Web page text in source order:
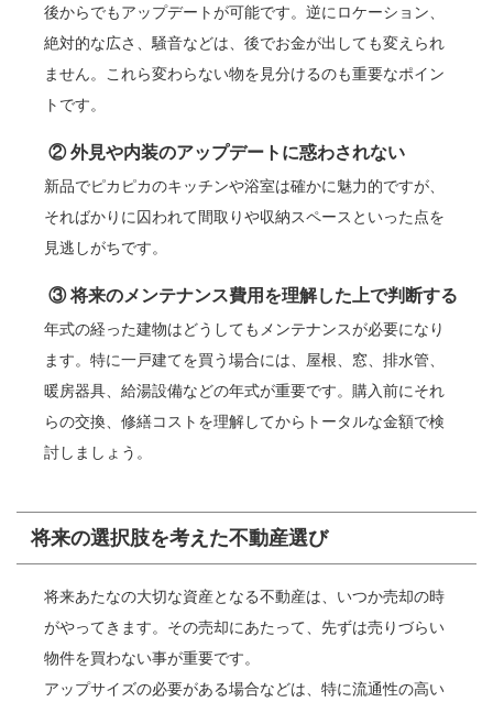
後からでもアップデートが可能です。逆にロケーション、
絶対的な広さ、騒音などは、後でお金が出しても変えられ
ません。これら変わらない物を見分けるのも重要なポイン
トです。
② 外見や内装のアップデートに惑わされない
新品でピカピカのキッチンや浴室は確かに魅力的ですが、
そればかりに囚われて間取りや収納スペースといった点を
見逃しがちです。
③ 将来のメンテナンス費用を理解した上で判断する
年式の経った建物はどうしてもメンテナンスが必要になり
ます。特に一戸建てを買う場合には、屋根、窓、排水管、
暖房器具、給湯設備などの年式が重要です。購入前にそれ
らの交換、修繕コストを理解してからトータルな金額で検
討しましょう。
将来の選択肢を考えた不動産選び
将来あたなの大切な資産となる不動産は、いつか売却の時
がやってきます。その売却にあたって、先ずは売りづらい
物件を買わない事が重要です。
アップサイズの必要がある場合などは、特に流通性の高い